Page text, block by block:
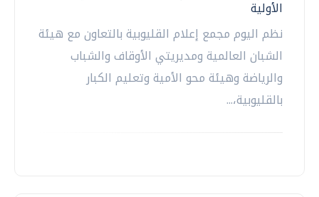
الأولية
نظم اليوم مجمع إعلام القليوبية بالتعاون مع هيئة
الشبان العالمية ومديريتي الأوقاف والشباب
والرياضة وهيئة محو الأمية وتعليم الكبار
بالقليوبية،...